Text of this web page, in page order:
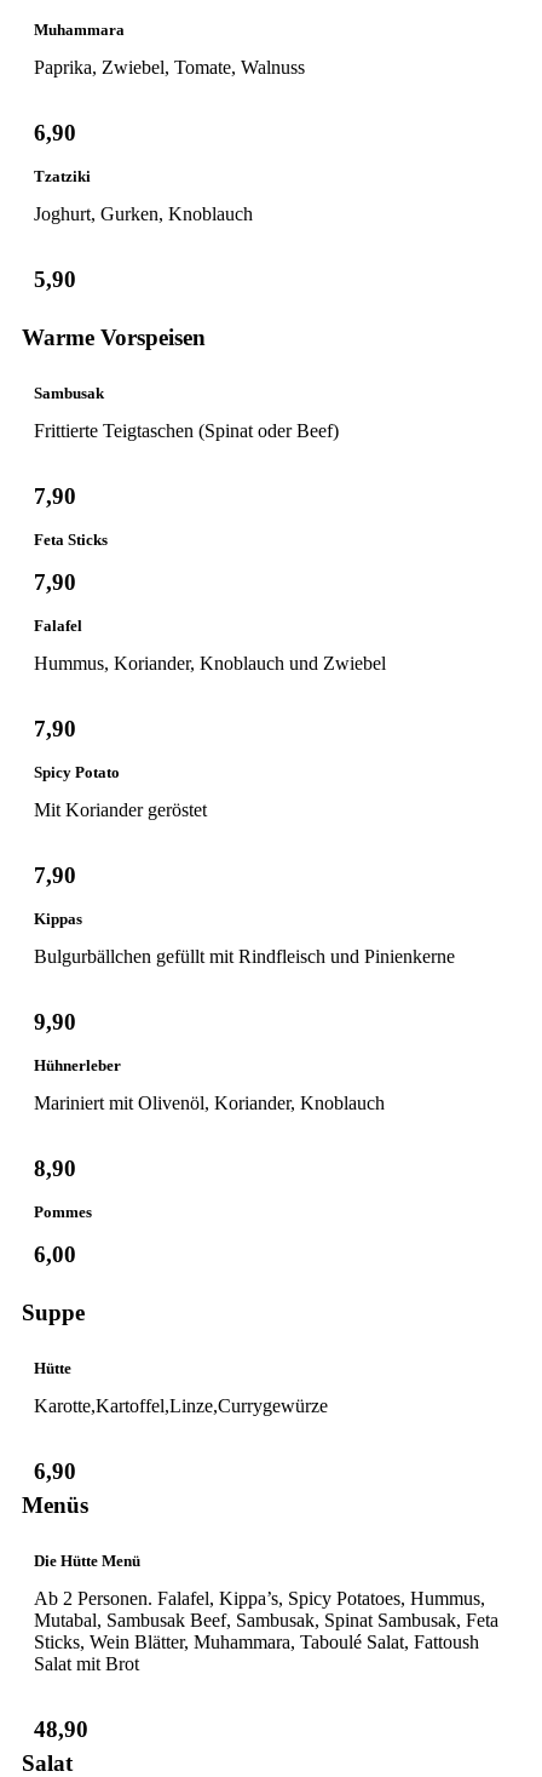
Muhammara
Paprika, Zwiebel, Tomate, Walnuss
6,90
Tzatziki
Joghurt, Gurken, Knoblauch
5,90
Warme Vorspeisen
Sambusak
Frittierte Teigtaschen (Spinat oder Beef)
7,90
Feta Sticks
7,90
Falafel
Hummus, Koriander, Knoblauch und Zwiebel
7,90
Spicy Potato
Mit Koriander geröstet
7,90
Kippas
Bulgurbällchen gefüllt mit Rindfleisch und Pinienkerne
9,90
Hühnerleber
Mariniert mit Olivenöl, Koriander, Knoblauch
8,90
Pommes
6,00
Suppe
Hütte
Karotte,Kartoffel,Linze,Currygewürze
6,90
Menüs
Die Hütte Menü
Ab 2 Personen. Falafel, Kippa’s, Spicy Potatoes, Hummus,
Mutabal, Sambusak Beef, Sambusak, Spinat Sambusak, Feta
Sticks, Wein Blätter, Muhammara, Taboulé Salat, Fattoush
Salat mit Brot
48,90
Salat